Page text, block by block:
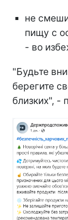
не
пищу с
- во
"Будьте
берегите
близких", -